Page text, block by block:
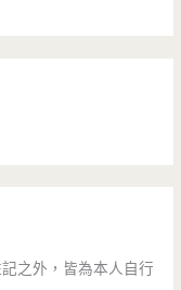
之外，皆為本人自行